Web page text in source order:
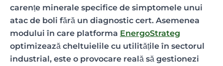
carențe minerale specifice de simptomele unui
atac de boli fără un diagnostic cert. Asemenea
modului în care platforma EnergoStrateg
optimizează cheltuielile cu utilitățile în sectorul
industrial, este o provocare reală să gestionezi